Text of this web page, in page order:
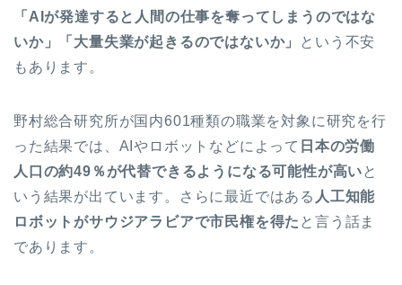
「AIが発達すると人間の仕事を奪ってしまうのではな
いか」「大量失業が起きるのではないか」
という不安
もあります。
野村総合研究所が国内601種類の職業を対象に研究を行
った結果では、AIやロボットなどによって 日本の労働
人口の約49％が代替できるようになる可能性が高い と
いう結果が出ています。さらに最近ではある 人工知能
ロボットがサウジアラビアで市民権を得た と言う話ま
であります。